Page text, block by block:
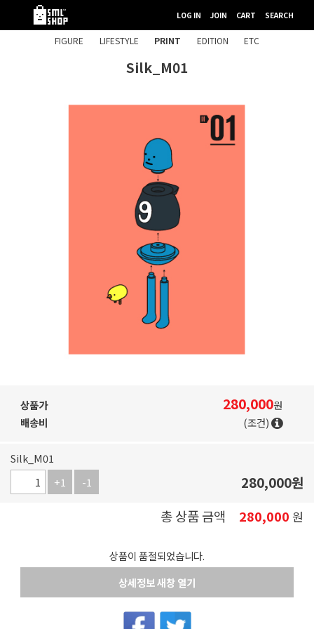
LOG IN JOIN CART SEARCH
FIGURE LIFESTYLE PRINT EDITION ETC
Silk_M01
상품가 280,000원
배송비
(조건)
Silk_M01
+1
-1 280,000원
총 상품 금액
280,000 원
상품이 품절되었습니다.
상세정보 새창 열기